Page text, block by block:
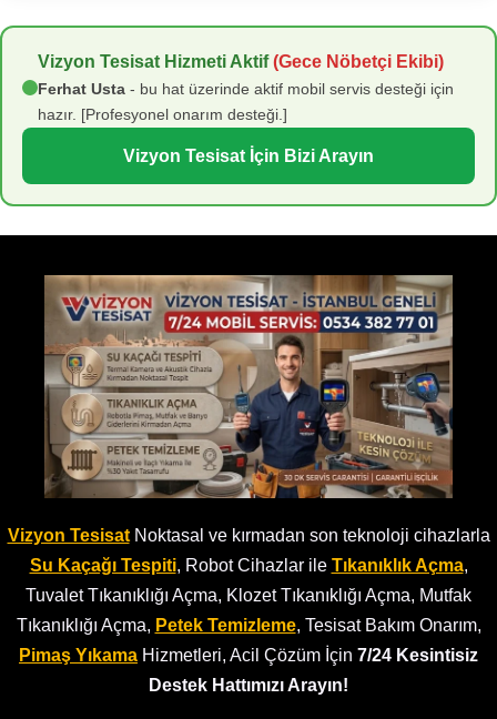
Vizyon Tesisat Hizmeti Aktif(Gece Nöbetçi Ekibi)
Ferhat Usta - bu hat üzerinde aktif mobil servis desteği için
hazır. [Profesyonel onarım desteği.]
Vizyon Tesisat İçin Bizi Arayın
Vizyon TesisatNoktasal ve kırmadan son teknoloji cihazlarla
Su Kaçağı Tespiti, Robot Cihazlar ile Tıkanıklık Açma,
Tuvalet Tıkanıklığı Açma, Klozet Tıkanıklığı Açma, Mutfak
Tıkanıklığı Açma, Petek Temizleme, Tesisat Bakım Onarım,
Pimaş Yıkama Hizmetleri, Acil Çözüm İçin 7/24 Kesintisiz
Destek Hattımızı Arayın!